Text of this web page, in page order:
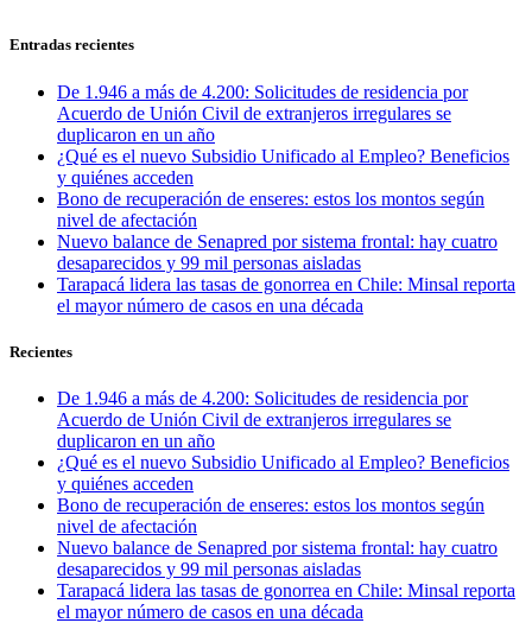
Entradas recientes
De 1.946 a más de 4.200: Solicitudes de residencia por
Acuerdo de Unión Civil de extranjeros irregulares se
duplicaron en un año
¿Qué es el nuevo Subsidio Unificado al Empleo? Beneficios
y quiénes acceden
Bono de recuperación de enseres: estos los montos según
nivel de afectación
Nuevo balance de Senapred por sistema frontal: hay cuatro
desaparecidos y 99 mil personas aisladas
Tarapacá lidera las tasas de gonorrea en Chile: Minsal reporta
el mayor número de casos en una década
Recientes
De 1.946 a más de 4.200: Solicitudes de residencia por
Acuerdo de Unión Civil de extranjeros irregulares se
duplicaron en un año
¿Qué es el nuevo Subsidio Unificado al Empleo? Beneficios
y quiénes acceden
Bono de recuperación de enseres: estos los montos según
nivel de afectación
Nuevo balance de Senapred por sistema frontal: hay cuatro
desaparecidos y 99 mil personas aisladas
Tarapacá lidera las tasas de gonorrea en Chile: Minsal reporta
el mayor número de casos en una década